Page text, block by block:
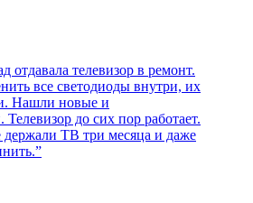
отдавала телевизор в ремонт.
все светодиоды внутри, их
Нашли новые и
до сих пор работает.
держали ТВ три месяца и даже
”